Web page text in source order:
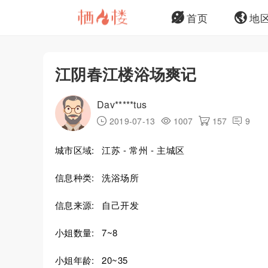
首页 地
江阴春江楼浴场爽记
Dav*****tus
2019-07-13 1007 157 9
城市区域: 江苏 - 常州 - 主城区
信息种类: 洗浴场所
信息来源: 自己开发
小姐数量: 7~8
小姐年龄: 20~35